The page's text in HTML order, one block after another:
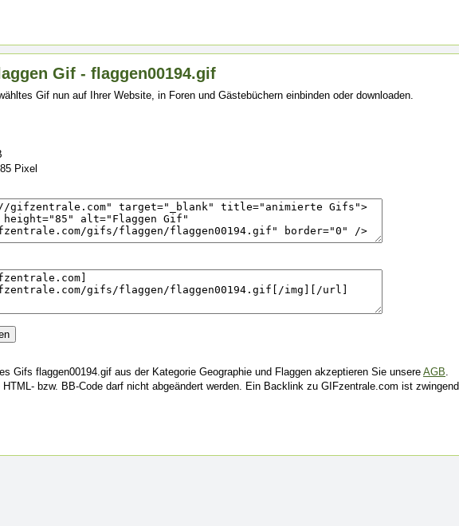
Gif - flaggen00194.gif
Gif nun auf Ihrer Website, in Foren und Gästebüchern einbinden oder downloaden.
Pixel
Gifs flaggen00194.gif aus der Kategorie Geographie und Flaggen akzeptieren Sie unsere AGB.
HTML- bzw. BB-Code darf nicht abgeändert werden. Ein Backlink zu GIFzentrale.com ist zwingend